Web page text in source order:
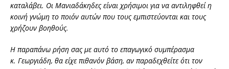
καταλάβει. Οι Μανιαδάκηδες είναι χρήσιμοι για να αντιληφθεί η
κοινή γνώμη το ποιόν αυτών που τους εμπιστεύονται και τους
χρήζουν βοηθούς.
Η παραπάνω ρήση σας με αυτό το επαγωγικό συμπέρασμα
κ. Γεωργιάδη, θα είχε πιθανόν βάση, αν παραδεχθείτε ότι τον